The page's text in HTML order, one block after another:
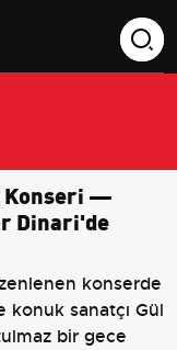
Konseri —
Dinari'de
konserde
konuk sanatçı Gül
bir gece